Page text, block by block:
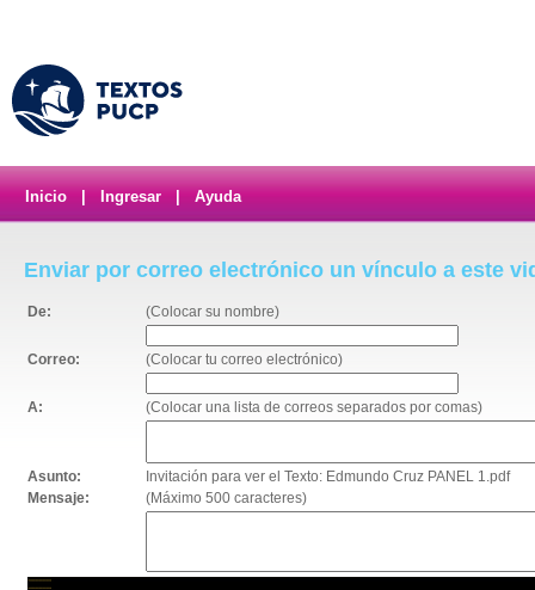
Inicio Ingresar Ayuda
Enviar por correo electrónico un vínculo a este
De: (Colocar su nombre)
Correo: (Colocar tu correo electrónico)
A: (Colocar una lista de correos separados por comas)
Asunto:
Invitación para ver el Texto: Edmundo Cruz PANEL 1.pdf
Mensaje:
(Máximo 500 caracteres)